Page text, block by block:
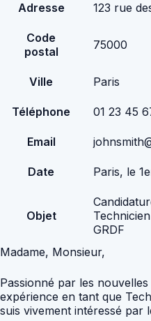
Adresse 123 rue
Code
postal
75000
Ville Paris
Téléphone 01 23 45
Email
Date Paris, le
Objet
GRDF
Madame, Monsieur,
Passionné par les
expérience en tant que
suis vivement intéressé par